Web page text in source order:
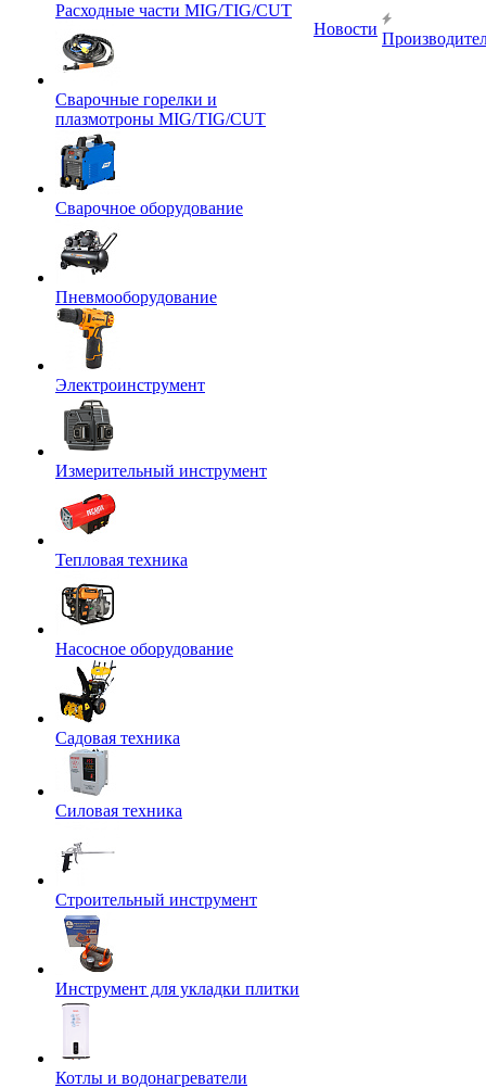
Расходные части MIG/TIG/CUT
Сварочные горелки и
плазмотроны MIG/TIG/CUT
Сварочное оборудование
Пневмооборудование
Электроинструмент
Измерительный инструмент
Тепловая техника
Насосное оборудование
Садовая техника
Силовая техника
Строительный инструмент
Инструмент для укладки плитки
Котлы и водонагреватели
Новости